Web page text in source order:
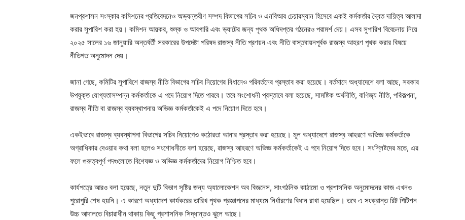
জনপ্রশাসন সংস্কার কমিশনের প্রতিবেদনেও অভ্যন্তরীণ সম্পদ বিভাগের সচিব ও এনবিআর চেয়ারম্যান হিসেবে একই কর্মকর্তার দ্বৈত দায়িত্ব আলাদা
করার সুপারিশ করা হয়। কমিশন আয়কর, শুল্ক ও আবগারি এবং ভ্যাটের জন্য পৃথক অধিদপ্তর গঠনেরও পরামর্শ দেয়। এসব সুপারিশ বিবেচনায় নিয়ে
২০২৫ সালের ১৬ জানুয়ারি অন্তর্বর্তী সরকারের উপদেষ্টা পরিষদ রাজস্ব নীতি প্রণয়ন এবং নীতি বাস্তবায়নপূর্বক রাজস্ব আহরণ পৃথক করার বিষয়ে
নীতিগত অনুমোদন দেয়।
জানা গেছে, কমিটির সুপারিশে রাজস্ব নীতি বিভাগের সচিব নিয়োগের বিধানেও পরিবর্তনের প্রস্তাব করা হয়েছে। বর্তমানে অধ্যাদেশে বলা আছে, সরকার
উপযুক্ত যোগ্যতাসম্পন্ন কর্মকর্তাকে এ পদে নিয়োগ দিতে পারবে। তবে সংশোধনী প্রস্তাবে বলা হয়েছে, সামষ্টিক অর্থনীতি, বাণিজ্য নীতি, পরিকল্পনা,
রাজস্ব নীতি বা রাজস্ব ব্যবস্থাপনায় অভিজ্ঞ কর্মকর্তাকেই এ পদে নিয়োগ দিতে হবে।
একইভাবে রাজস্ব ব্যবস্থাপনা বিভাগের সচিব নিয়োগেও কঠোরতা আনার প্রস্তাব করা হয়েছে। মূল অধ্যাদেশে রাজস্ব আহরণে অভিজ্ঞ কর্মকর্তাকে
অগ্রাধিকার দেওয়ার কথা বলা হলেও সংশোধনীতে বলা হয়েছে, রাজস্ব আহরণে অভিজ্ঞ কর্মকর্তাকেই এ পদে নিয়োগ দিতে হবে। সংশ্লিষ্টদের মতে, এর
ফলে গুরুত্বপূর্ণ পদগুলোতে বিশেষজ্ঞ ও অভিজ্ঞ কর্মকর্তাদের নিয়োগ নিশ্চিত হবে।
কার্যপত্রে আরও বলা হয়েছে, নতুন দুটি বিভাগ সৃষ্টির জন্য অ্যালোকেশন অব বিজনেস, সাংগঠনিক কাঠামো ও প্রশাসনিক অনুমোদনের কাজ এখনও
পুরোপুরি শেষ হয়নি। এ কারণে অধ্যাদেশ কার্যকরের তারিখ পৃথক প্রজ্ঞাপনের মাধ্যমে নির্ধারণের বিধান রাখা হয়েছিল। তবে এ সংক্রান্ত রিট পিটিশন
উচ্চ আদালতে বিচারাধীন থাকায় কিছু প্রশাসনিক সিদ্ধান্তও ঝুলে আছে।